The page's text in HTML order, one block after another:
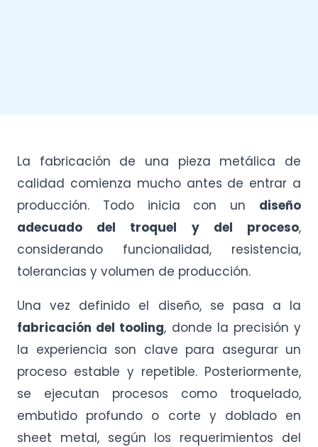
La fabricación de una pieza metálica de
calidad comienza mucho antes de entrar a
producción. Todo inicia con un diseño
adecuado del troquel y del proceso,
considerando funcionalidad, resistencia,
tolerancias y volumen de producción.
Una vez definido el diseño, se pasa a la
fabricación del tooling, donde la precisión y
la experiencia son clave para asegurar un
proceso estable y repetible. Posteriormente,
se ejecutan procesos como troquelado,
embutido profundo o corte y doblado en
sheet metal, según los requerimientos del